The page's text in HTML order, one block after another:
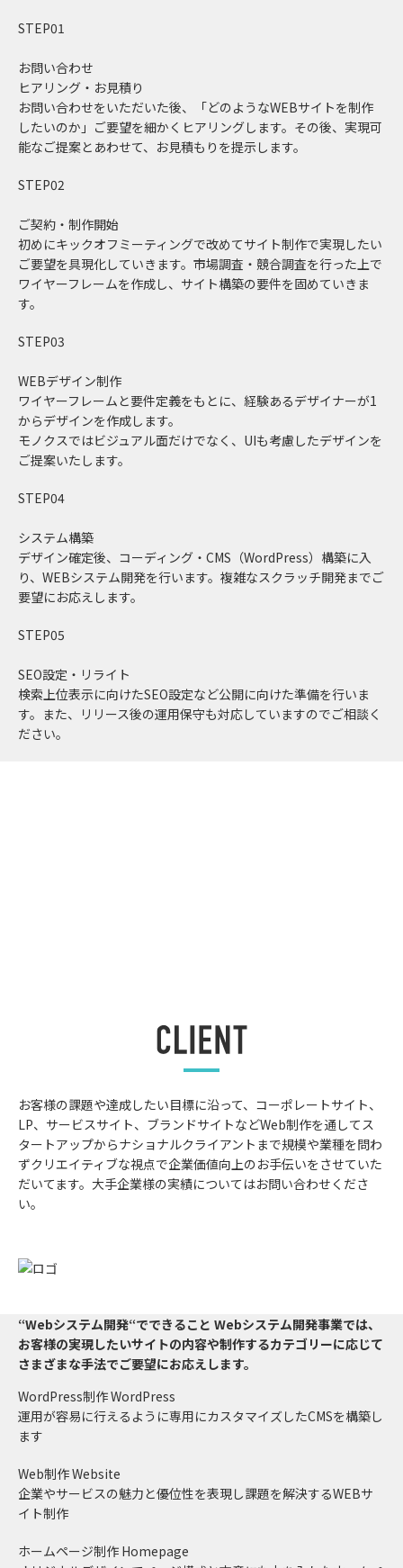
STEP01
お問い合わせ
ヒアリング・お見積り
お問い合わせをいただいた後、「どのようなWEBサイトを制作
したいのか」ご要望を細かくヒアリングします。その後、実現可
能なご提案とあわせて、お見積もりを提示します。
STEP02
ご契約・制作開始
初めにキックオフミーティングで改めてサイト制作で実現したい
ご要望を具現化していきます。市場調査・競合調査を行った上で
ワイヤーフレームを作成し、サイト構築の要件を固めていきま
す。
STEP03
WEBデザイン制作
ワイヤーフレームと要件定義をもとに、経験あるデザイナーが1
からデザインを作成します。
モノクスではビジュアル面だけでなく、UIも考慮したデザインを
ご提案いたします。
STEP04
システム構築
デザイン確定後、コーディング・CMS（WordPress）構築に入
り、WEBシステム開発を行います。複雑なスクラッチ開発までご
要望にお応えします。
STEP05
SEO設定・リライト
検索上位表示に向けたSEO設定など公開に向けた準備を行いま
す。また、リリース後の運用保守も対応していますのでご相談く
ださい。
お客様の課題や達成したい目標に沿って、コーポレートサイト、
LP、サービスサイト、ブランドサイトなどWeb制作を通してス
タートアップからナショナルクライアントまで規模や業種を問わ
ずクリエイティブな視点で企業価値向上のお⼿伝いをさせていた
だいてます。大手企業様の実績についてはお問い合わせくださ
い。
“Webシステム開発“でできること Webシステム開発事業では、
お客様の実現したいサイトの内容や制作するカテゴリーに応じて
さまざまな手法でご要望にお応えします。
WordPress制作WordPress
運用が容易に行えるように専用にカスタマイズしたCMSを構築し
ます
Web制作Website
企業やサービスの魅力と優位性を表現し課題を解決するWEBサ
イト制作
ホームページ制作 Homepage